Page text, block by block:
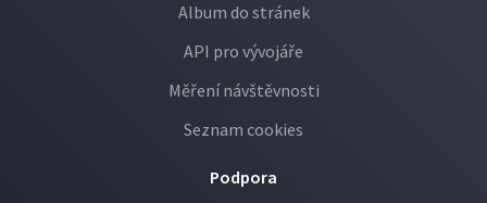
Album do stránek
API pro vývojáře
Měření návštěvnosti
Seznam cookies
Podpora